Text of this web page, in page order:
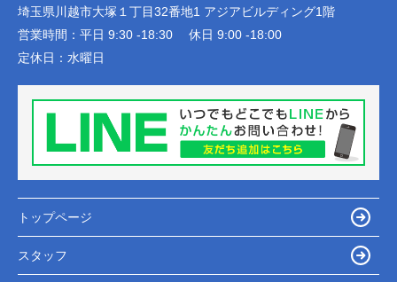
埼玉県川越市大塚１丁目32番地1 アジアビルディング1階
営業時間： 平日 9:30 -18:30 休日 9:00 -18:00
定休日： 水曜日
トップページ
スタッフ